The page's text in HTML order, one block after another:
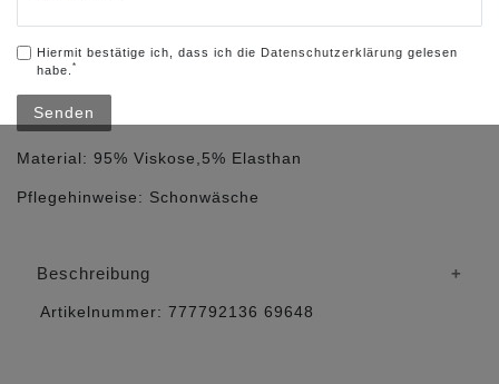
Hiermit bestätige ich, dass ich die Daten­schutz­erklärung gelesen
habe. *
Senden
Material: 95% Viskose,5% Elasthan
Pflegehinweise: Schonwäsche
Beschreibung
Artikelnummer: 777792136 69648